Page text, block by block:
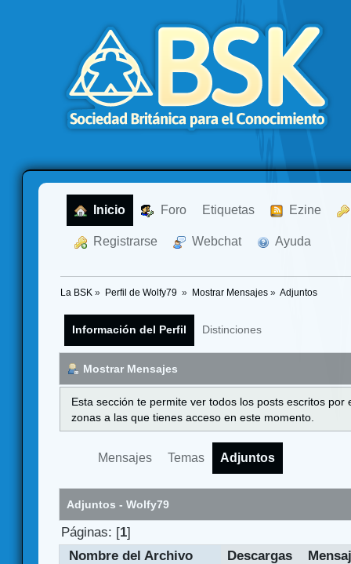
Inicio Foro Etiquetas Ezine
Registrarse Webchat Ayuda
La BSK » Perfil de Wolfy79 » Mostrar Mensajes» Adjuntos
Información del Perfil Distinciones
Mostrar Mensajes
Esta sección te permite ver todos los posts escritos
zonas a las que tienes acceso en este momento.
Mensajes Temas Adjuntos
Adjuntos - Wolfy79
Páginas: [1]
Nombre del Archivo
Descargas